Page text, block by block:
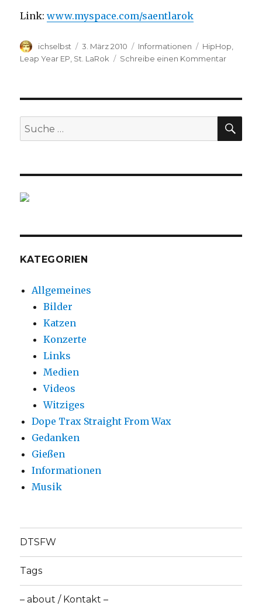
Link:www.myspace.com/saentlarok
Autor
ichselbst
Veröffentlicht
am
3. März 2010 Kategorien
Informationen Schlagwörter
HipHop
Leap Year EP St. LaRok Schreibe einen Kommentar
Year
EP
Suche
nach:
KATEGORIEN
Allgemeines
Bilder
Katzen
Konzerte
Links
Medien
Videos
Witziges
Dope Trax Straight From Wax
Gedanken
Gießen
Informationen
Musik
DTSFW
Tags
– about / Kontakt –